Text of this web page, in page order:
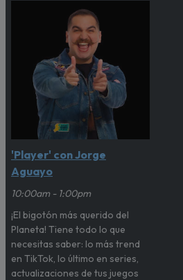
'Player' con Jorge
Aguayo
10:00am - 1:00pm
¡El bigotón más querido del
Planeta! Tiene todo lo que
necesitas saber: lo más trend
en TikTok, lo último en series,
actualizaciones de tus juegos